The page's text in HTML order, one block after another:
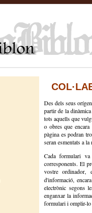
Des dels seus
partir de la
tots aquells que
o obres que
pàgina es podran
seran esmentats a la
Cada formulari va
corresponents. El
vostre ordinador,
d'informació,
electrònic segons
enganxar la
formulari i omplir-lo